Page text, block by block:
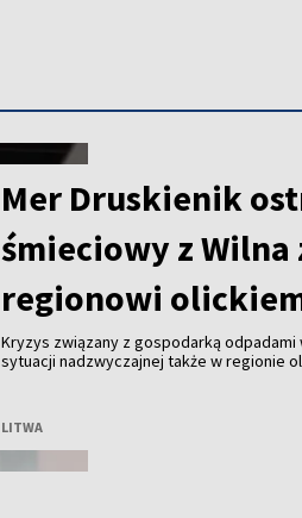
Mer Druskienik
śmieciowy z Wilna
regionowi
Kryzys związany z gospodarką
sytuacji nadzwyczajnej także w regionie
LITWA